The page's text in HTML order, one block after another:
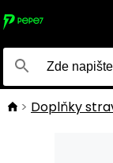
Doplňky